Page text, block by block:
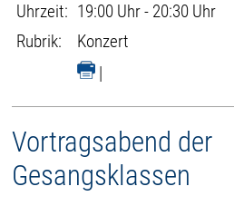
Uhrzeit: 19:00 Uhr - 20:30 Uhr
Rubrik:
Konzert
|
Vortragsabend der
Gesangsklassen